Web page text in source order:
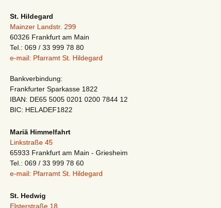
St. Hildegard
Mainzer Landstr. 299
60326 Frankfurt am Main
Tel.: 069 / 33 999 78 80
e-mail: Pfarramt St. Hildegard
Bankverbindung:
Frankfurter Sparkasse 1822
IBAN: DE65 5005 0201 0200 7844 12
BIC: HELADEF1822
Mariä Himmelfahrt
Linkstraße 45
65933 Frankfurt am Main - Griesheim
Tel.: 069 / 33 999 78 60
e-mail: Pfarramt St. Hildegard
St. Hedwig
Elsterstraße 18